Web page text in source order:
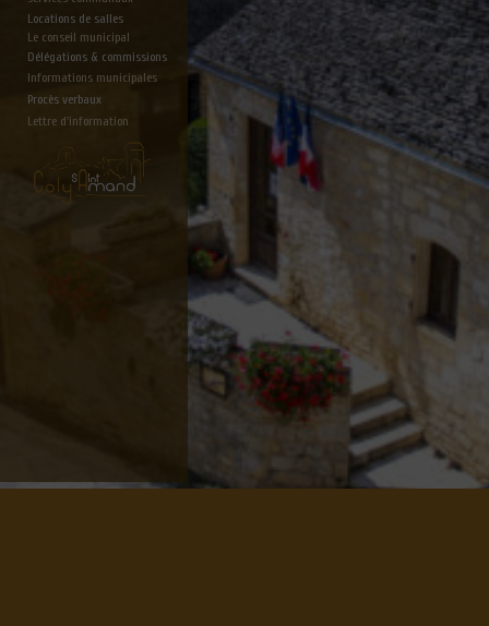
Locations de salles
Le conseil municipal
Délégations & commissions
Informations municipales
Lettre d'information
Procès verbaux